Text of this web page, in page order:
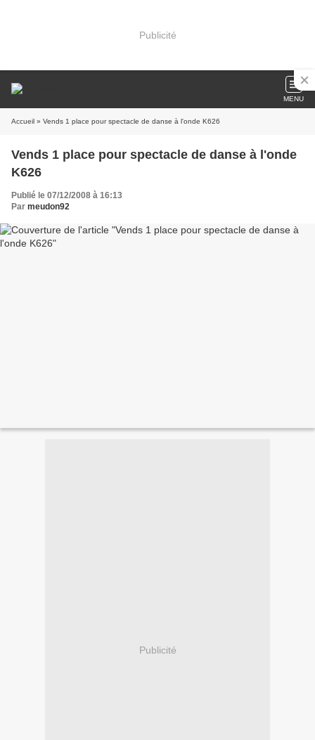
Publicité
MENU
Accueil » Vends 1 place pour spectacle de danse à l'onde K626
Vends 1 place pour spectacle de danse à l'onde
K626
Publié le 07/12/2008 à 16:13
Par meudon92
Publicité